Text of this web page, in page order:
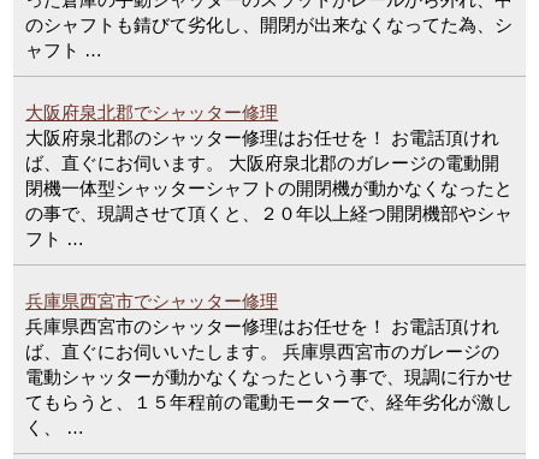
のシャフトも錆びて劣化し、開閉が出来なくなってた為、シ
ャフト …
大阪府泉北郡でシャッター修理
大阪府泉北郡のシャッター修理はお任せを！ お電話頂けれ
ば、直ぐにお伺います。 大阪府泉北郡のガレージの電動開
閉機一体型シャッターシャフトの開閉機が動かなくなったと
の事で、現調させて頂くと、２０年以上経つ開閉機部やシャ
フト …
兵庫県西宮市でシャッター修理
兵庫県西宮市のシャッター修理はお任せを！ お電話頂けれ
ば、直ぐにお伺いいたします。 兵庫県西宮市のガレージの
電動シャッターが動かなくなったという事で、現調に行かせ
てもらうと、１５年程前の電動モーターで、経年劣化が激し
く、 …